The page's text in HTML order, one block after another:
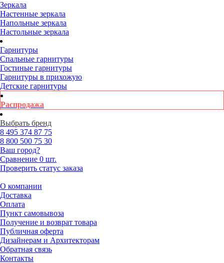
Зеркала
Настенные зеркала
Напольные зеркала
Настольные зеркала
Гарнитуры
Спальные гарнитуры
Гостиные гарнитуры
Гарнитуры в прихожую
Детские гарнитуры
Распродажа
Выбрать бренд
8 495 374 87 75
8 800 500 75 30
Ваш город?
Сравнение 0 шт.
Проверить статус заказа
О компании
Доставка
Оплата
Пункт самовывоза
Получение и возврат товара
Публичная оферта
Дизайнерам и Архитекторам
Обратная связь
Контакты